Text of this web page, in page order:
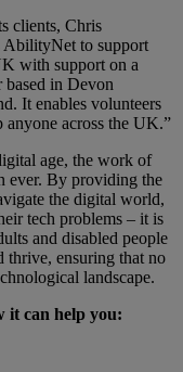
clients, Chris
AbilityNet to support
with support on a
based in Devon
It enables volunteers
anyone across the UK.”
age, the work of
ever. By providing the
the digital world,
tech problems – it is
and disabled people
thrive, ensuring that no
landscape.
it can help you: